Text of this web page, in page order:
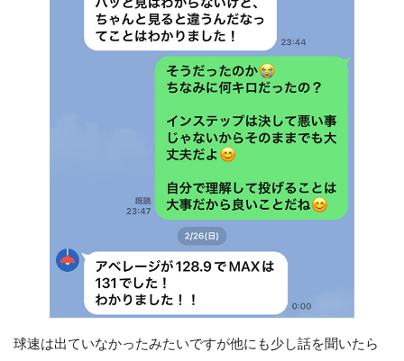
球速は出ていなかったみたいですが他にも少し話を聞いたら